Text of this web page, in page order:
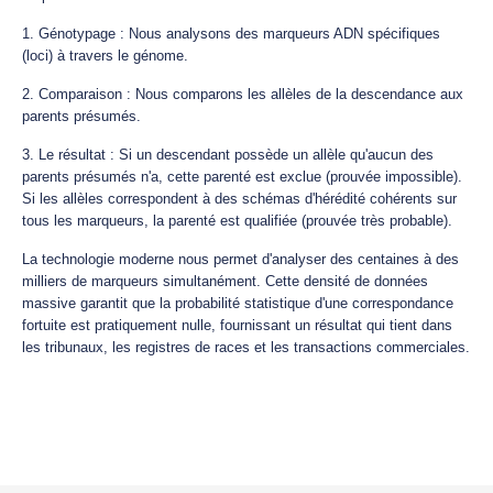
1. Génotypage : Nous analysons des marqueurs ADN spécifiques
(loci) à travers le génome.
2. Comparaison : Nous comparons les allèles de la descendance aux
parents présumés.
3. Le résultat : Si un descendant possède un allèle qu'aucun des
parents présumés n'a, cette parenté est exclue (prouvée impossible).
Si les allèles correspondent à des schémas d'hérédité cohérents sur
tous les marqueurs, la parenté est qualifiée (prouvée très probable).
La technologie moderne nous permet d'analyser des centaines à des
milliers de marqueurs simultanément. Cette densité de données
massive garantit que la probabilité statistique d'une correspondance
fortuite est pratiquement nulle, fournissant un résultat qui tient dans
les tribunaux, les registres de races et les transactions commerciales.